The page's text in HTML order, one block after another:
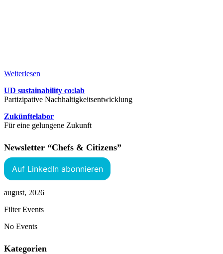
Weiterlesen
UD sustainability co:lab
Partizipative Nachhaltigkeitsentwicklung
Zukünftelabor
Für eine gelungene Zukunft
Newsletter “Chefs & Citizens”
Auf LinkedIn abonnieren
august, 2026
Filter Events
No Events
Kategorien